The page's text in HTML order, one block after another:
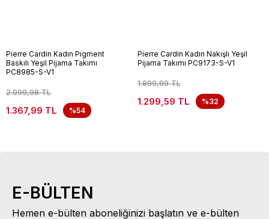
Pierre Cardin Kadın Pigment
Baskılı Yeşil Pijama Takımı
PC8985-S-V1
2.999,98 TL
1.367,99 TL %54
Pierre Cardin Kadın Nakışlı Yeşil
Pijama Takımı PC9173-S-V1
1.899,99 TL
1.299,59 TL %32
E-BÜLTEN
Hemen e-bülten aboneliğinizi başlatın ve e-bülten